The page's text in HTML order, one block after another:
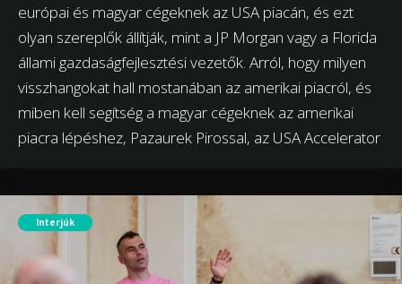
európai és magyar cégeknek az USA piacán, és ezt
olyan szereplők állítják, mint a JP Morgan vagy a Florida
állami gazdaságfejlesztési vezetők. Arról, hogy milyen
visszhangokat hall mostanában az amerikai piacról, és
miben kell segítség a magyar cégeknek az amerikai
piacra lépéshez, Pazaurek Pirossal, az USA Accelerator
Interjúk